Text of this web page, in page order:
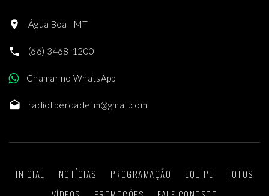
Água Boa - MT
(66) 3468-1200
Chamar no WhatsApp
radioliberdadefm@gmail.com
INICIAL NOTÍCIAS PROGRAMAÇÃO EQUIPE
FOTOS